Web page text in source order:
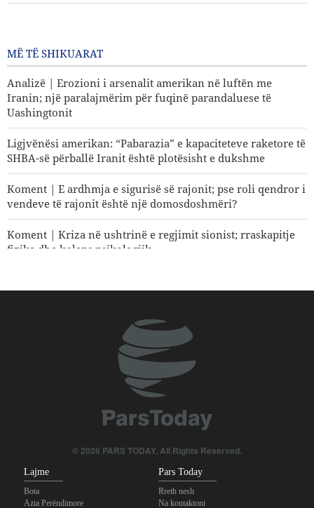
4 Para disa orësh
MË TË SHIKUARAT
Analizë | Erozioni i arsenalit amerikan në luftën me
Iranin; një paralajmërim për fuqinë parandaluese të
Uashingtonit
Ligjvënësi amerikan: “Pabarazia” e kapaciteteve raketore të
SHBA-së përballë Iranit është plotësisht e dukshme
Koment | E ardhmja e sigurisë së rajonit; pse roli qendror i
vendeve të rajonit është një domosdoshmëri?
Koment | Kriza në ushtrinë e regjimit sionist; rraskapitje
fizike dhe kolaps psikologjik
© 2026 PARS TODAY. All Rights Reserved.
Lajme
Bota
Azia Perëndimore
Pars Today
Rreth nesh
Na kontaktoni